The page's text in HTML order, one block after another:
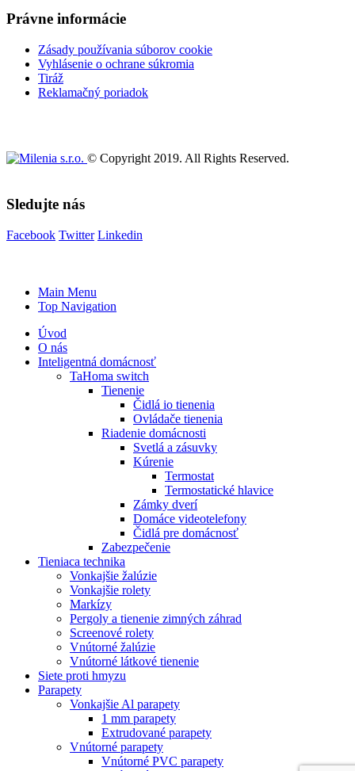
Právne informácie
Zásady používania súborov cookie
Vyhlásenie o ochrane súkromia
Tiráž
Reklamačný poriadok
© Copyright 2019. All Rights Reserved.
Sledujte nás
Facebook Twitter Linkedin
Main Menu
Top Navigation
Úvod
O nás
Inteligentná domácnosť
TaHoma switch
Tienenie
Čidlá io tienenia
Ovládače tienenia
Riadenie domácnosti
Svetlá a zásuvky
Kúrenie
Termostat
Termostatické hlavice
Zámky dverí
Domáce videotelefony
Čidlá pre domácnosť
Zabezpečenie
Tieniaca technika
Vonkajšie žalúzie
Vonkajšie rolety
Markízy
Pergoly a tienenie zimných záhrad
Screenové rolety
Vnútorné žalúzie
Vnútorné látkové tienenie
Siete proti hmyzu
Parapety
Vonkajšie Al parapety
1 mm parapety
Extrudované parapety
Vnútorné parapety
Vnútorné PVC parapety